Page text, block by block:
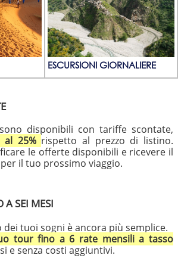
ESCURSIONI GIORNALIERE
disponibili con tariffe scontate,
al 25% rispetto al prezzo di listino.
le offerte disponibili e ricevere il
il tuo prossimo viaggio.
A SEI MESI
dei tuoi sogni è ancora più semplice.
tour fino a 6 rate mensili a tasso
e senza costi aggiuntivi.